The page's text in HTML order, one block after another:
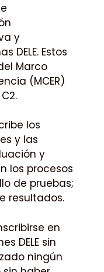
y
DELE. Estos
Marco
(MCER)
los
y las
y
los procesos
de pruebas;
resultados.
en
DELE sin
ningún